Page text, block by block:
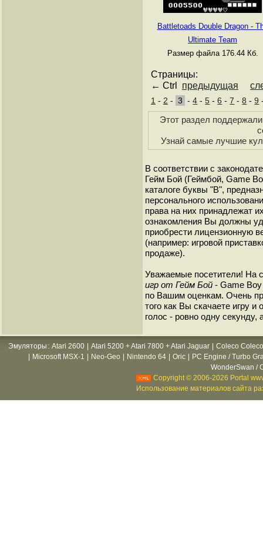
Battletoads Double Dragon -
Ultimate Team
Размер файла 176.44 Кб.
Страницы:
← Ctrl предыдущая
1 - 2 - 3 -4 -5 -6 -7 -8 -9
Этот раздел
Узнай самые лучшие
В соответствии с
Гейм Бой (Геймбой, Game
каталоге буквы "B",
персонального
права на них принадлежат
ознакомления Вы должны
приобрести лицензионную
(например: игровой
продаже).
Уважаемые посетители! На
игр от Гейм Бой - Game
по Вашим оценкам. Очень
того как Вы скачаете игру
голос - ровно одну
Эмуляторы : Atari 2600 Atari 5200 + Atari 7800 + Atari Jaguar
Coleco
Microsoft MSX-1 Neo-Geo Nintendo 64 Oric
PC Engine / Turbo
WonderSwan /
Copyright © 2006-2026 Portal
Использование материалов сайта